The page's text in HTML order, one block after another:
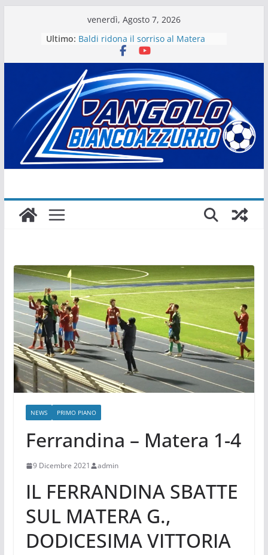
venerdì, Agosto 7, 2026
Ultimo: Baldi ridona il sorriso al Matera
La stagione del Matera 1933 al via
tra i fuochi d’artificio
Il Matera 1933 al lavoro per un
grande futuro. Video intervista col
presidente Michele Motta
Il Bue rinasce. E Matera sogna
Matera – Palmese “nulla” di fatto
NEWS PRIMO PIANO
Ferrandina – Matera 1-4
9 Dicembre 2021 admin
IL FERRANDINA SBATTE
SUL MATERA G.,
DODICESIMA VITTORIA